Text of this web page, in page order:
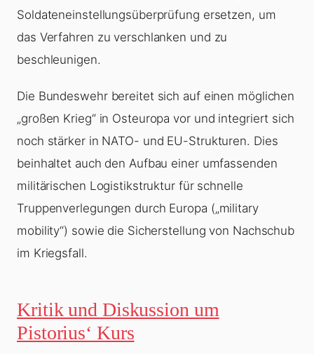
Soldateneinstellungsüberprüfung ersetzen, um
das Verfahren zu verschlanken und zu
beschleunigen.
Die Bundeswehr bereitet sich auf einen möglichen
„großen Krieg“ in Osteuropa vor und integriert sich
noch stärker in NATO- und EU-Strukturen. Dies
beinhaltet auch den Aufbau einer umfassenden
militärischen Logistikstruktur für schnelle
Truppenverlegungen durch Europa („military
mobility“) sowie die Sicherstellung von Nachschub
im Kriegsfall.
Kritik und Diskussion um
Pistorius‘ Kurs